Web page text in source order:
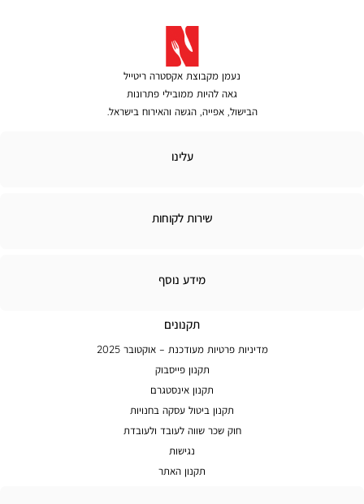
נעמן מקבוצת אקסטרה ריטייל
גאה להיות ממובילי פתרונות
הבישול, אפייה, הגשה והאירוח בישראל.
עלינו
שירות לקוחות
מידע
מידע נוסף
תקנונים
מדיניות פרטיות מעודכנת – אוקטובר 2025
תקנון פייסבוק
תקנון אינסטגרם
תקנון ביטול עסקה בחנויות
חוק שכר שווה לעובד ולעובדת
נגישות
תקנון האתר